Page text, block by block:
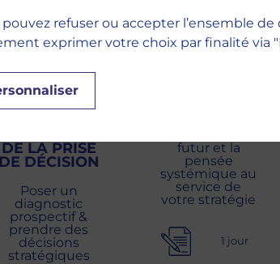
LA
DE LA PRISE
DE DÉCISION
Poser un
diagnostic
prospectif &
prendre des
décisions
stratégiques
futur et la
pensée
systémique au
service de
votre stratégie
1 jour
pouvez refuser ou accepter l’ensemble de
exprimer votre choix par finalité via